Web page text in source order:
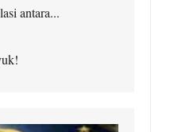
antara...